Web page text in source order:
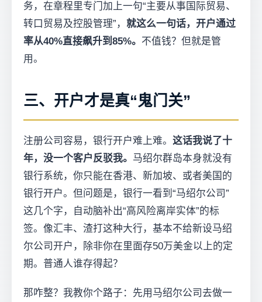
务，在章程里专门加上一句“主要从事国际贸易、
转口贸易及控股管理”， 就这么一句话，开户通过
率从40%直接飙升到85%。 不值钱？但就是管
用。
三、开户才是真“鬼门关”
注册公司容易，银行开户难上难。 这话我说了十
年，没一个客户反驳我。 马绍尔群岛本身就没有
银行系统，你只能在香港、新加坡、或者美国的
银行开户。但问题是，银行一看到“马绍尔公司”
这几个字，自动脑补出“高风险离岸实体”的标
签。像汇丰、渣打这种大行，基本不给新设马绍
尔公司开户，除非你在里面存50万美金以上的定
期。普通人谁存得起？
那咋整？我教你个路子：先用马绍尔公司去做一